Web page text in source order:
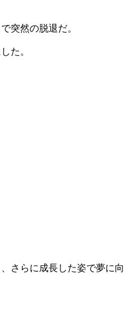
突然の脱退だ。
た。
さらに成長した姿で夢に向